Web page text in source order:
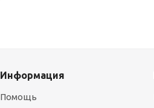
Информация
Помощь